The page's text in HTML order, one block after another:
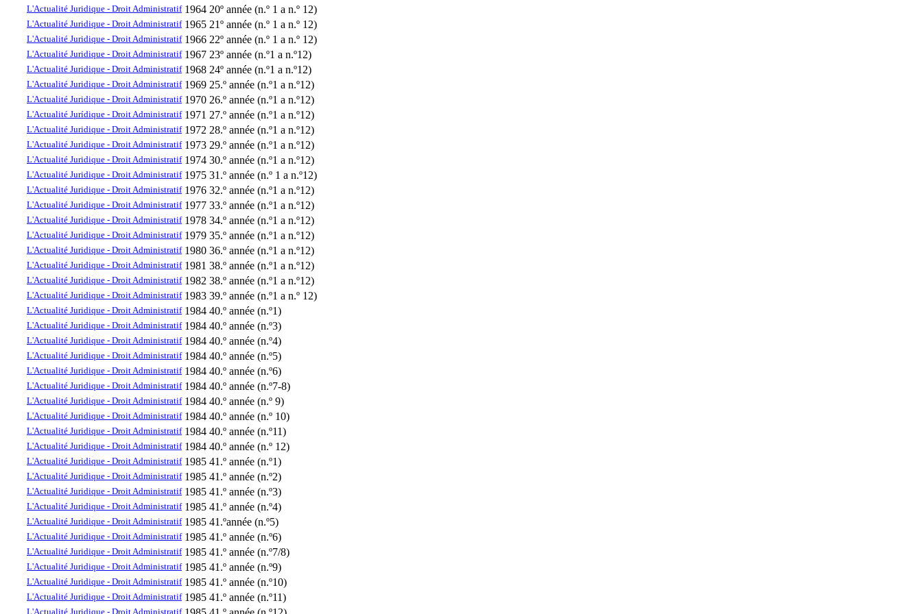
L'Actualité Juridique - Droit Administratif 1964 20º année (n.º 1 a n.º 12)
L'Actualité Juridique - Droit Administratif 1965 21º année (n.º 1 a n.º 12)
L'Actualité Juridique - Droit Administratif 1966 22º année (n.º 1 a n.º 12)
L'Actualité Juridique - Droit Administratif 1967 23º année (n.º1 a n.º12)
L'Actualité Juridique - Droit Administratif 1968 24º année (n.º1 a n.º12)
L'Actualité Juridique - Droit Administratif 1969 25.º année (n.º1 a n.º12)
L'Actualité Juridique - Droit Administratif 1970 26.º année (n.º1 a n.º12)
L'Actualité Jurídique - Droit Administratif 1971 27.º année (n.º1 a n.º12)
L'Actualité Juridique - Droit Administratif 1972 28.º année (n.º1 a n.º12)
L'Actualité Juridique - Droit Administratif 1973 29.º année (n.º1 a n.º12)
L'Actualité Juridique - Droit Administratif 1974 30.º année (n.º1 a n.º12)
L'Actualité Juridique - Droit Administratif 1975 31.º année (n.º 1 a n.º12)
L'Actualité Juridique - Droit Administratif 1976 32.º année (n.º1 a n.º12)
L'Actualité Juridique - Droit Administratif 1977 33.º année (n.º1 a n.º12)
L'Actualité Juridique - Droit Administratif 1978 34.º année (n.º1 a n.º12)
L'Actualité Juridique - Droit Administratif 1979 35.º année (n.º1 a n.º12)
L'Actualité Juridique - Droit Administratif 1980 36.º année (n.º1 a n.º12)
L'Actualité Juridique - Droit Administratif 1981 38.º année (n.º1 a n.º12)
L'Actualité Juridique - Droit Administratif 1982 38.º année (n.º1 a n.º12)
L'Actualité Juridique - Droit Administratif 1983 39.º année (n.º1 a n.º 12)
L'Actualité Juridique - Droit Administratif 1984 40.º année (n.º1)
L'Actualité Juridique - Droit Administratif 1984 40.º année (n.º3)
L'Actualité Juridique - Droit Administratif 1984 40.º année (n.º4)
L'Actualité Juridique - Droit Administratif 1984 40.º année (n.º5)
L'Actualité Juridique - Droit Administratif 1984 40.º année (n.º6)
L'Actualité Juridique - Droit Administratif 1984 40.º année (n.º7-8)
L'Actualité Juridique - Droit Administratif 1984 40.º année (n.º 9)
L'Actualité Juridique - Droit Administratif 1984 40.º année (n.º 10)
L'Actualité Juridique - Droit Administratif 1984 40.º année (n.º11)
L'Actualité Juridique - Droit Administratif 1984 40.º année (n.º 12)
L'Actualité Juridique - Droit Administratif 1985 41.º année (n.º1)
L'Actualité Juridique - Droit Administratif 1985 41.º année (n.º2)
L'Actualité Juridique - Droit Administratif 1985 41.º année (n.º3)
L'Actualité Juridique - Droit Administratif 1985 41.º année (n.º4)
L'Actualité Juridique - Droit Administratif 1985 41.ºannée (n.º5)
L'Actualité Juridique - Droit Administratif 1985 41.º année (n.º6)
L'Actualité Juridique - Droit Administratif 1985 41.º année (n.º7/8)
L'Actualité Juridique - Droit Administratif 1985 41.º année (n.º9)
L'Actualité Juridique - Droit Administratif 1985 41.º année (n.º10)
L'Actualité Juridique - Droit Administratif 1985 41.º année (n.º11)
L'Actualité Juridique - Droit Administratif